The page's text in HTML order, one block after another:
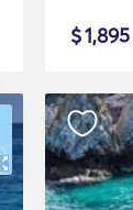
$1,895